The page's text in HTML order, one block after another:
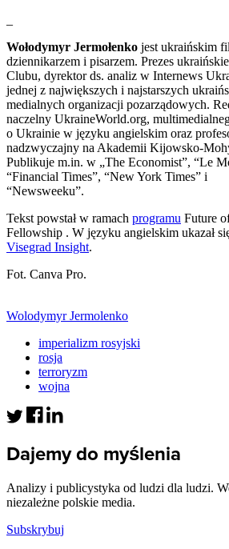
Wołodymyr Jermołenko jest ukraińskim
dziennikarzem i pisarzem. Prezes
Clubu, dyrektor ds. analiz w Internews
jednej z największych i najstarszych
medialnych organizacji pozarządowych.
naczelny UkraineWorld.org,
o Ukrainie w języku angielskim oraz
nadzwyczajny na Akademii Kijowsko-
Publikuje m.in. w „The Economist”, “Le
“Financial Times”, “New York Times” i
“Newsweeku”.
Tekst powstał w ramach programu Future
Fellowship . W języku angielskim ukazał
Visegrad Insight.
Fot. Canva Pro.
Wolodymyr Jermolenko
imperializm rosyjski
rosja
terroryzm
wojna
Dajemy do myślenia
Analizy i publicystyka od ludzi dla ludzi.
niezależne polskie media.
Subskrybuj